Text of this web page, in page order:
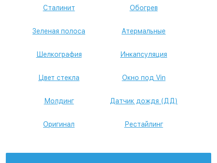
Сталинит Обогрев
Зеленая полоса Атермальные
Шелкография Инкапсуляция
Цвет стекла Окно под Vin
Молдинг Датчик дождя (ДД)
Оригинал Рестайлинг